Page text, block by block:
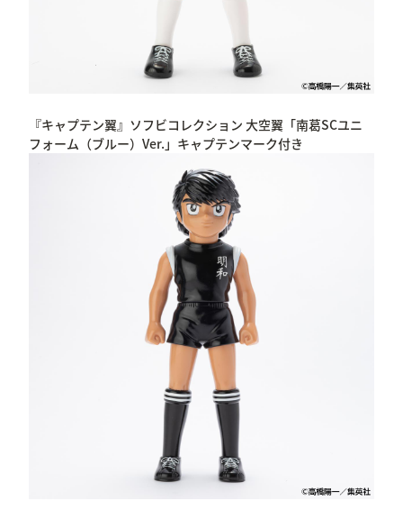
『キャプテン翼』ソフビコレクション 大空翼「南葛SCユニ
フォーム（ブルー）Ver.」キャプテンマーク付き